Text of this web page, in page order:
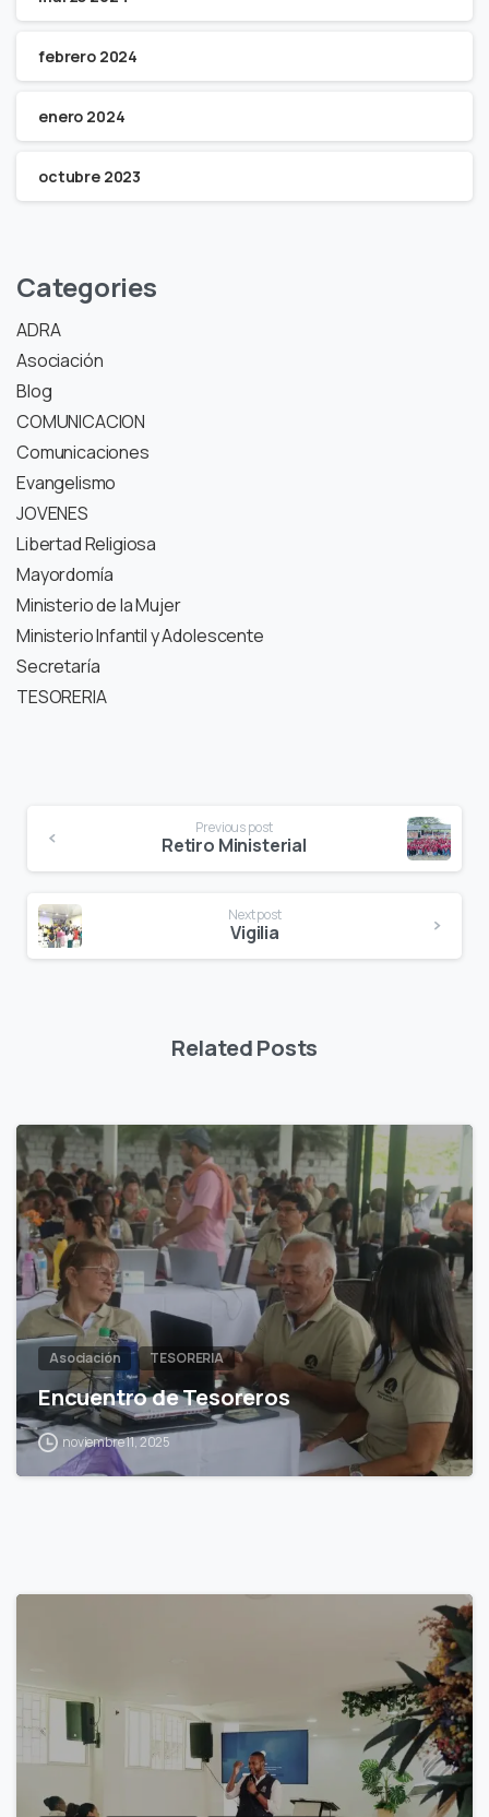
febrero 2024
enero 2024
octubre 2023
Categories
ADRA
Asociación
Blog
COMUNICACION
Comunicaciones
Evangelismo
JOVENES
Libertad Religiosa
Mayordomía
Ministerio de la Mujer
Ministerio Infantil y Adolescente
Secretaría
TESORERIA
Previous post
Retiro Ministerial
Next post
Vigilia
Related Posts
Asociación TESORERIA
Encuentro de Tesoreros
noviembre 11, 2025
0